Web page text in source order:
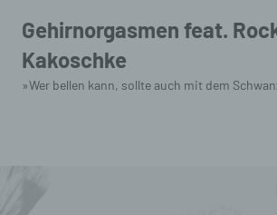
Inhalt
springen
Gehirnorgasmen feat.
Kakoschke
»Wer bellen kann, sollte auch mit dem